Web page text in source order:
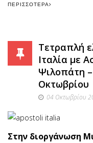
ΠΕΡΙΣΣΌΤΕΡΑ
Τετραπλή
Ιταλία με
Ψιλοπάτη
Οκτωβρίου
04 Οκτωβρίου
Στην διοργάνωση